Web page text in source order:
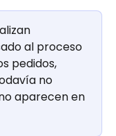
al proceso
pedidos,
no
aparecen en